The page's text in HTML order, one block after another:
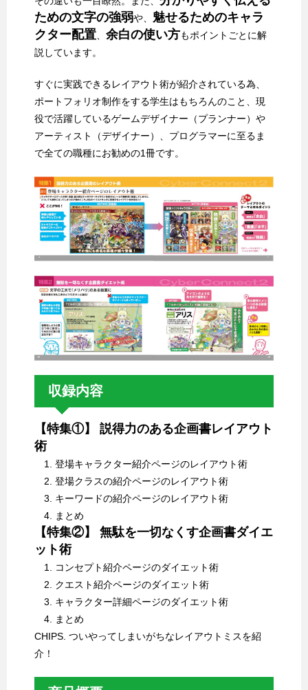
ための文字の強弱や、 魅せるためのキャラ
クター配置
余白の使い方もポイントごとに解
説しています。
すぐに実践できるレイアウト術が紹介されている為、
ポートフォリオ制作をする学生はもちろんのこと、現
役で活躍しているゲームデザイナー（プランナー）や
アーティスト（デザイナー）、プログラマーに至るま
で全ての職種にお勧めの1冊です。
収録内容
【特集①】 説得力のある企画書レイアウト
術
1. 登場キャラクター紹介ページのレイアウト術
2. 登場クラスの紹介ページのレイアウト術
3. キーワードの紹介ページのレイアウト術
4. まとめ
【特集②】 無駄を一切なくす企画書ダイエ
ット術
1. コンセプト紹介ページのダイエット術
2. クエスト紹介ページのダイエット術
3. キャラクター詳細ページのダイエット術
4. まとめ
CHIPS. ついやってしまいがちなレイアウトミスを紹
介！